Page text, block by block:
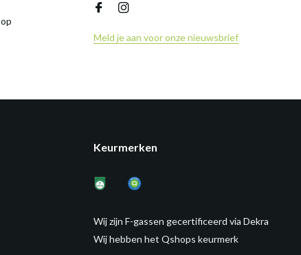
op
Meld je aan voor onze nieuwsbrief
Keurmerken
Wij zijn F-gassen gecertificeerd via Dekra
Wij hebben het Qshops keurmerk